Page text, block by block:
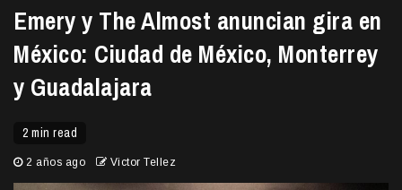
Emery y The Almost anuncian gira en
México: Ciudad de México, Monterrey
y Guadalajara
2 min read
2 años ago Victor Tellez